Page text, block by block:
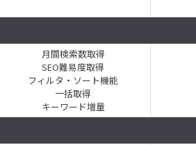
月間検索数取得
SEO難易度取得
フィルタ・ソート機能
一括取得
キーワード増量